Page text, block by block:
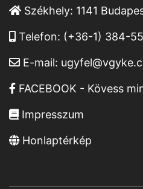
Székhely: 1141
Telefon: (+36-1) 384-
E-mail:
FACEBOOK - Kövess
Impresszum
Honlaptérkép